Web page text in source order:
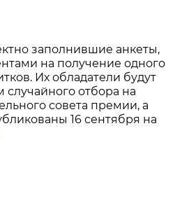
заполнившие анкеты,
на получение одного
Их обладатели будут
отбора на
совета премии, а
16 сентября на